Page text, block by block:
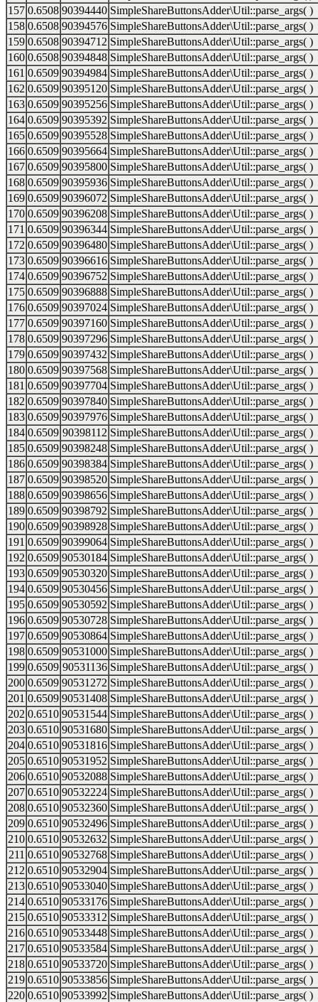
157 0.6508 90394440 SimpleShareButtonsAdder\Util::parse_args( )
158 0.6508 90394576 SimpleShareButtonsAdder\Util::parse_args( )
159 0.6508 90394712 SimpleShareButtonsAdder\Util::parse_args( )
160 0.6508 90394848 SimpleShareButtonsAdder\Util::parse_args( )
161 0.6509 90394984 SimpleShareButtonsAdder\Util::parse_args( )
162 0.6509 90395120 SimpleShareButtonsAdder\Util::parse_args( )
163 0.6509 90395256 SimpleShareButtonsAdder\Util::parse_args( )
164 0.6509 90395392 SimpleShareButtonsAdder\Util::parse_args( )
165 0.6509 90395528 SimpleShareButtonsAdder\Util::parse_args( )
166 0.6509 90395664 SimpleShareButtonsAdder\Util::parse_args( )
167 0.6509 90395800 SimpleShareButtonsAdder\Util::parse_args( )
168 0.6509 90395936 SimpleShareButtonsAdder\Util::parse_args( )
169 0.6509 90396072 SimpleShareButtonsAdder\Util::parse_args( )
170 0.6509 90396208 SimpleShareButtonsAdder\Util::parse_args( )
171 0.6509 90396344 SimpleShareButtonsAdder\Util::parse_args( )
172 0.6509 90396480 SimpleShareButtonsAdder\Util::parse_args( )
173 0.6509 90396616 SimpleShareButtonsAdder\Util::parse_args( )
174 0.6509 90396752 SimpleShareButtonsAdder\Util::parse_args( )
175 0.6509 90396888 SimpleShareButtonsAdder\Util::parse_args( )
176 0.6509 90397024 SimpleShareButtonsAdder\Util::parse_args( )
177 0.6509 90397160 SimpleShareButtonsAdder\Util::parse_args( )
178 0.6509 90397296 SimpleShareButtonsAdder\Util::parse_args( )
179 0.6509 90397432 SimpleShareButtonsAdder\Util::parse_args( )
180 0.6509 90397568 SimpleShareButtonsAdder\Util::parse_args( )
181 0.6509 90397704 SimpleShareButtonsAdder\Util::parse_args( )
182 0.6509 90397840 SimpleShareButtonsAdder\Util::parse_args( )
183 0.6509 90397976 SimpleShareButtonsAdder\Util::parse_args( )
184 0.6509 90398112 SimpleShareButtonsAdder\Util::parse_args( )
185 0.6509 90398248 SimpleShareButtonsAdder\Util::parse_args( )
186 0.6509 90398384 SimpleShareButtonsAdder\Util::parse_args( )
187 0.6509 90398520 SimpleShareButtonsAdder\Util::parse_args( )
188 0.6509 90398656 SimpleShareButtonsAdder\Util::parse_args( )
189 0.6509 90398792 SimpleShareButtonsAdder\Util::parse_args( )
190 0.6509 90398928 SimpleShareButtonsAdder\Util::parse_args( )
191 0.6509 90399064 SimpleShareButtonsAdder\Util::parse_args( )
192 0.6509 90530184 SimpleShareButtonsAdder\Util::parse_args( )
193 0.6509 90530320 SimpleShareButtonsAdder\Util::parse_args( )
194 0.6509 90530456 SimpleShareButtonsAdder\Util::parse_args( )
195 0.6509 90530592 SimpleShareButtonsAdder\Util::parse_args( )
196 0.6509 90530728 SimpleShareButtonsAdder\Util::parse_args( )
197 0.6509 90530864 SimpleShareButtonsAdder\Util::parse_args( )
198 0.6509 90531000 SimpleShareButtonsAdder\Util::parse_args( )
199 0.6509 90531136 SimpleShareButtonsAdder\Util::parse_args( )
200 0.6509 90531272 SimpleShareButtonsAdder\Util::parse_args( )
201 0.6509 90531408 SimpleShareButtonsAdder\Util::parse_args( )
202 0.6510 90531544 SimpleShareButtonsAdder\Util::parse_args( )
203 0.6510 90531680 SimpleShareButtonsAdder\Util::parse_args( )
204 0.6510 90531816 SimpleShareButtonsAdder\Util::parse_args( )
205 0.6510 90531952 SimpleShareButtonsAdder\Util::parse_args( )
206 0.6510 90532088 SimpleShareButtonsAdder\Util::parse_args( )
207 0.6510 90532224 SimpleShareButtonsAdder\Util::parse_args( )
208 0.6510 90532360 SimpleShareButtonsAdder\Util::parse_args( )
209 0.6510 90532496 SimpleShareButtonsAdder\Util::parse_args( )
210 0.6510 90532632 SimpleShareButtonsAdder\Util::parse_args( )
211 0.6510 90532768 SimpleShareButtonsAdder\Util::parse_args( )
212 0.6510 90532904 SimpleShareButtonsAdder\Util::parse_args( )
213 0.6510 90533040 SimpleShareButtonsAdder\Util::parse_args( )
214 0.6510 90533176 SimpleShareButtonsAdder\Util::parse_args( )
215 0.6510 90533312 SimpleShareButtonsAdder\Util::parse_args( )
216 0.6510 90533448 SimpleShareButtonsAdder\Util::parse_args( )
217 0.6510 90533584 SimpleShareButtonsAdder\Util::parse_args( )
218 0.6510 90533720 SimpleShareButtonsAdder\Util::parse_args( )
219 0.6510 90533856 SimpleShareButtonsAdder\Util::parse_args( )
220 0.6510 90533992 SimpleShareButtonsAdder\Util::parse_args( )